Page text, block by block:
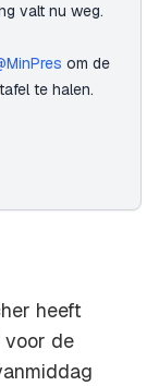
valt nu weg.
om de
te halen.
heeft
voor de